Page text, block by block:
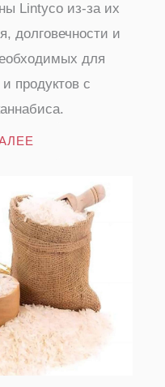
Lintyco из-за их
долговечности и
для
продуктов с